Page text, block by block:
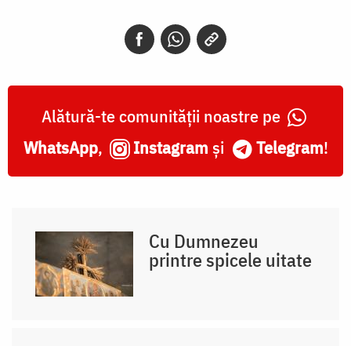
Alătură-te comunității noastre pe
WhatsApp, Instagram și Telegram!
Cu Dumnezeu
printre spicele uitate